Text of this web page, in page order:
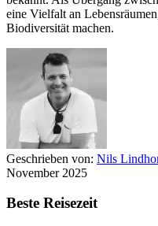
eine Vielfalt an
Biodiversität machen.
Geschrieben von: Nils
November 2025
Beste Reisezeit